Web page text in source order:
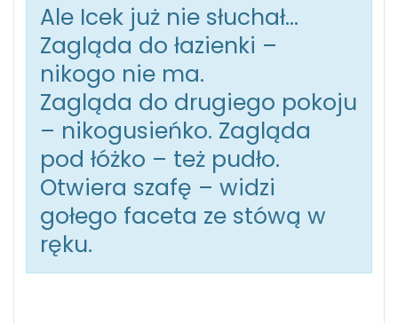
Ale Icek już nie słuchał…
Zagląda do łazienki –
nikogo nie ma.
Zagląda do drugiego pokoju
– nikogusieńko. Zagląda
pod łóżko – też pudło.
Otwiera szafę – widzi
gołego faceta ze stówą w
ręku.